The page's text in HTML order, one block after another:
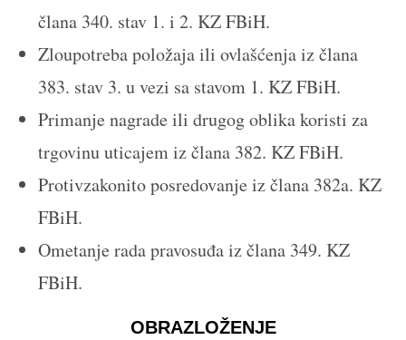
člana 340. stav 1. i 2. KZ FBiH.
Zloupotreba položaja ili ovlašćenja iz člana
383. stav 3. u vezi sa stavom 1. KZ FBiH.
Primanje nagrade ili drugog oblika koristi za
trgovinu uticajem iz člana 382. KZ FBiH.
Protivzakonito posredovanje iz člana 382a. KZ
FBiH.
Ometanje rada pravosuđa iz člana 349. KZ
FBiH.
OBRAZLOŽENJE